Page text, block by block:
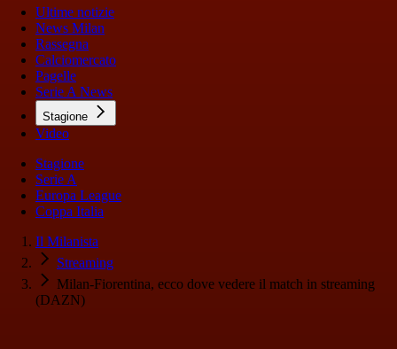
Ultime notizie
News Milan
Rassegna
Calciomercato
Pagelle
Serie A News
Stagione
Video
Stagione
Serie A
Europa League
Coppa Italia
Il Milanista
Streaming
Milan-Fiorentina, ecco dove vedere il match in streaming
(DAZN)